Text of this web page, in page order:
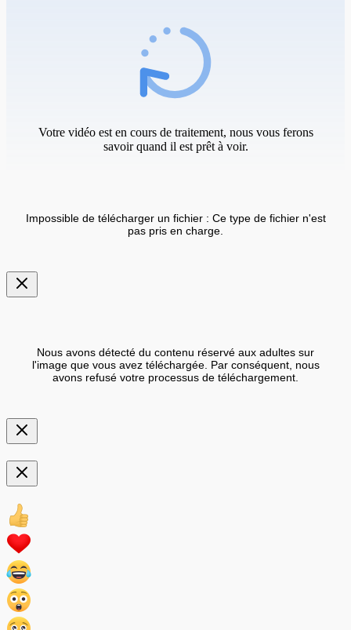
Votre vidéo est en cours de traitement, nous vous ferons
savoir quand il est prêt à voir.
Impossible de télécharger un fichier : Ce type de fichier n'est
pas pris en charge.
Nous avons détecté du contenu réservé aux adultes sur
l'image que vous avez téléchargée. Par conséquent, nous
avons refusé votre processus de téléchargement.